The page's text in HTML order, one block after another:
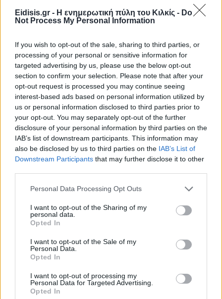
Eidisis.gr - Η ενημερωτική πύλη του Κιλκίς - Do
Not Process My Personal Information
If you wish to opt-out of the sale, sharing to third parties, or
processing of your personal or sensitive information for
targeted advertising by us, please use the below opt-out
section to confirm your selection. Please note that after your
opt-out request is processed you may continue seeing
interest-based ads based on personal information utilized by
us or personal information disclosed to third parties prior to
your opt-out. You may separately opt-out of the further
disclosure of your personal information by third parties on the
IAB’s list of downstream participants. This information may
also be disclosed by us to third parties on the IAB’s List of
Downstream Participants that may further disclose it to other
Personal Data Processing Opt Outs
I want to opt-out of the Sharing of my
personal data.
Opted In
I want to opt-out of the Sale of my
Personal Data.
Opted In
I want to opt-out of processing my
Personal Data for Targeted Advertising.
Opted In
Πρωινή